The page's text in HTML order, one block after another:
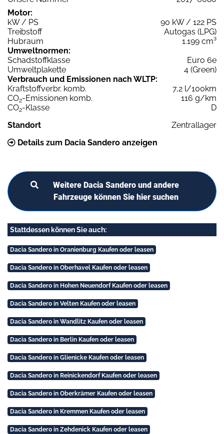
Motor:
kW / PS
90 kW / 122 PS
Treibstoff
Autogas (LPG)
Hubraum
1.199 cm³
Umweltnormen:
Schadstoffklasse
Euro 6e
Umweltplakette
4 (Green)
Verbrauch und Emissionen nach WLTP:
Kraftstoffverbr. komb.
7,2 l/100km
CO2-Emissionen komb.
116 g/km
CO2-Klasse
D
Standort
Zentrallager
Details zum Dacia Sandero anzeigen
Weitere Dacia Sandero und andere
Fahrzeuge können Sie hier suchen
Stattdessen können Sie auch:
Dacia Sandero in Oranienburg Kaufen oder leasen
Dacia Sandero in Oberhavel Kaufen oder leasen
Dacia Sandero in Hohen Neuendorf Kaufen oder leasen
Dacia Sandero in Velten Kaufen oder leasen
Dacia Sandero in Wandlitz Kaufen oder leasen
Dacia Sandero in Berlin Kaufen oder leasen
Dacia Sandero in Glienicke Kaufen oder leasen
Dacia Sandero in Reinickendorf Kaufen oder leasen
Dacia Sandero in Oberkrämer Kaufen oder leasen
Dacia Sandero in Kremmen Kaufen oder leasen
Dacia Sandero in Zehdenick Kaufen oder leasen